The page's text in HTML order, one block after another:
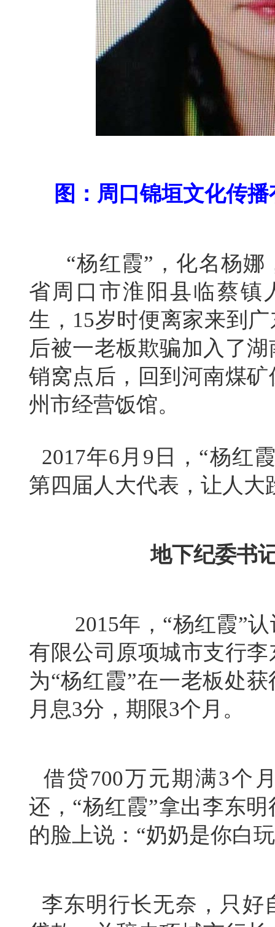
图：周口锦垣文化传
“杨红霞”，化名杨娜
省周口市淮阳县临蔡镇
生，15岁时便离家来到
后被一老板欺骗加入了
销窝点后，回到河南煤
州市经营饭馆。
2017年6月9日，“杨红
第四届人大代表，让人大
地下纪委书
2015年，“杨红霞”认
有限公司原项城市支行
为“杨红霞”在一老板处
月息3分，期限3个月。
借贷700万元期满3个
还，“杨红霞”拿出李东明
的脸上说：“奶奶是你白
李东明行长无奈，只好